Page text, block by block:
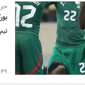
تیم
۱۷:۴۹ -